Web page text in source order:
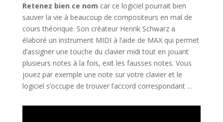
Retenez bien ce nom car ce logiciel pourrait bien
sauver la vie à beaucoup de compositeurs en mal de
cours théorique. Son créateur Henrik Schwarz a
élaboré un instrument MIDI à l’aide de MAX qui permet
d’assigner une touche du clavier midi tout en jouant
plusieurs notes à la fois, exit les fausses notes. Vous
jouez par exemple une note sur votre clavier et le
logiciel s’occupe de trouver l’accord correspondant …